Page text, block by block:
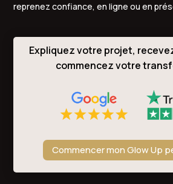
reprenez confiance, en ligne ou en
Expliquez votre projet,
commencez votre
Commencer mon Glow Up